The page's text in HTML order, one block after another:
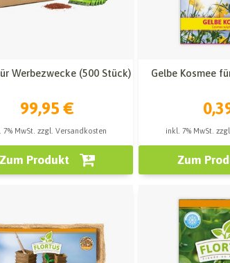
Werbezwecke (500 Stück)
99,95 €
7% MwSt. zzgl. Versandkosten
Zum Produkt
Gelbe Kosmee
inkl. 7% MwSt.
Zum